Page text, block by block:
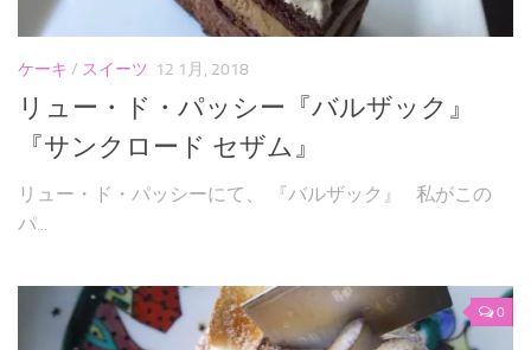
ケーキ / スイーツ 12 1月, 2018
リュー・ド・パッシー『バルザック』
『サンクロード セザム』
リュー・ド・パッシーにて、 『バルザック』 私がこの
パ...
0